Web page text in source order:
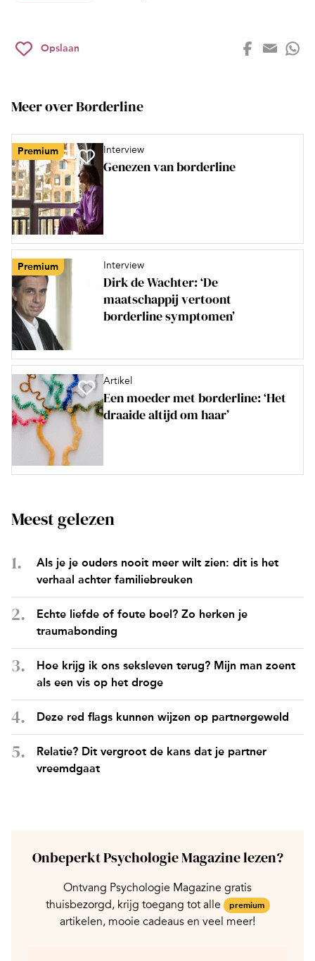
Opslaan
Meer over Borderline
Premium Interview
Genezen van borderline
Premium Interview
Dirk de Wachter: ‘De
maatschappij vertoont
borderline symptomen’
Artikel
Een moeder met borderline: ‘Het
draaide altijd om haar’
Meest gelezen
Als je je ouders nooit meer wilt zien: dit is het
verhaal achter familiebreuken
Echte liefde of foute boel? Zo herken je
traumabonding
Hoe krijg ik ons seksleven terug? Mijn man zoent
als een vis op het droge
Deze red flags kunnen wijzen op partnergeweld
Relatie? Dit vergroot de kans dat je partner
vreemdgaat
Onbeperkt Psychologie Magazine lezen?
Ontvang Psychologie Magazine gratis
thuisbezorgd, krijg toegang tot alle
premium
artikelen, mooie cadeaus en veel meer!